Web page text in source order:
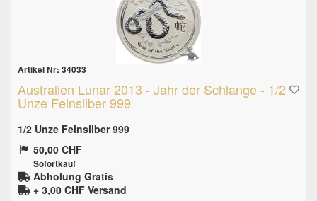
Artikel Nr: 34033
Australien Lunar 2013 - Jahr der Schlange - 1/2
Unze Feinsilber 999
1/2 Unze Feinsilber 999
50,00 CHF
Sofortkauf
Abholung Gratis
+ 3,00 CHF Versand